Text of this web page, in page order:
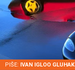
PIŠE: IVAN IGLOO GLUHAK